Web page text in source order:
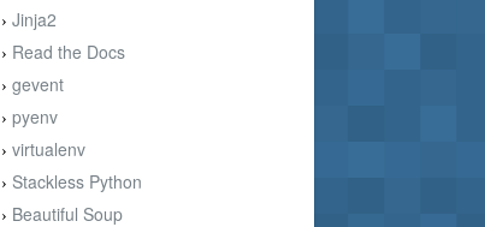
› Jinja2
› Read the Docs
› gevent
› pyenv
› virtualenv
› Stackless Python
› Beautiful Soup